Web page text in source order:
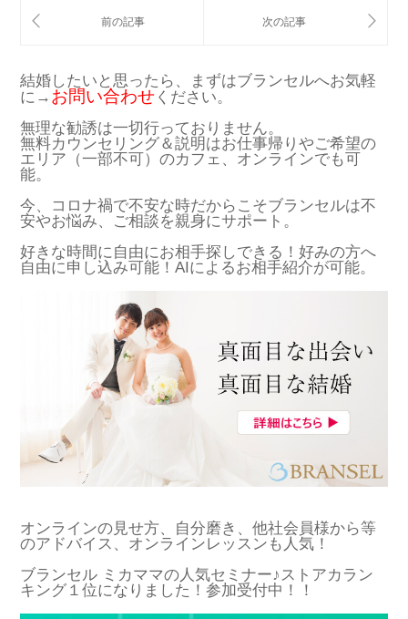
結婚したいと思ったら、まずはブランセルへお気軽
に→ お問い合わせ ください。
無理な勧誘は一切行っておりません。
無料カウンセリング＆説明はお仕事帰りやご希望の
エリア（一部不可）のカフェ、オンラインでも可
能。
今、コロナ禍で不安な時だからこそブランセルは不
安やお悩み、ご相談を親身にサポート。
好きな時間に自由にお相手探しできる！好みの方へ
自由に申し込み可能！AIによるお相手紹介が可能。
オンラインの見せ方、自分磨き、他社会員様から等
のアドバイス、オンラインレッスンも人気！
ブランセル ミカママの人気セミナー♪ストアカラン
キング１位になりました！参加受付中！！